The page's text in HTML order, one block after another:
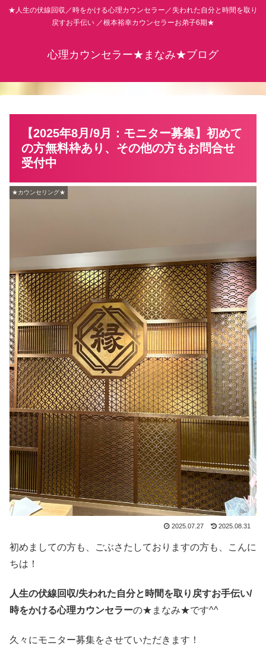
★人生の伏線回収／時をかける心理カウンセラー／失われた自分と時間を取り
戻すお手伝い ／根本裕幸カウンセラーお弟子6期★
心理カウンセラー★まなみ★ブログ
【2025年8月/9月：モニター募集】初めて
の方無料枠あり、その他の方もお問合せ
受付中
★カウンセリング★
2025.07.27 2025.08.31
初めましての方も、ごぶさたしておりますの方も、こんに
ちは！
人生の伏線回収/失われた自分と時間を取り戻すお手伝い/
時をかける心理カウンセラーの★まなみ★です^^
久々にモニター募集をさせていただきます！